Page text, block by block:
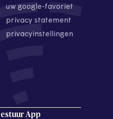
uw google-favoriet
privacy statement
privacyinstellingen
App